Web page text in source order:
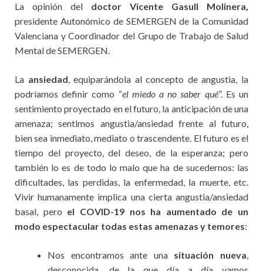
La opinión del doctor Vicente Gasull Molinera,
presidente Autonómico de SEMERGEN de la Comunidad
Valenciana y Coordinador del Grupo de Trabajo de Salud
Mental de SEMERGEN.
La ansiedad, equiparándola al concepto de angustia, la
podríamos definir como “el miedo a no saber qué”. Es un
sentimiento proyectado en el futuro, la anticipación de una
amenaza; sentimos angustia/ansiedad frente al futuro,
bien sea inmediato, mediato o trascendente. El futuro es el
tiempo del proyecto, del deseo, de la esperanza; pero
también lo es de todo lo malo que ha de sucedernos: las
dificultades, las perdidas, la enfermedad, la muerte, etc.
Vivir humanamente implica una cierta angustia/ansiedad
basal, pero el COVID-19 nos ha aumentado de un
modo espectacular todas estas amenazas y temores:
Nos encontramos ante una situación nueva,